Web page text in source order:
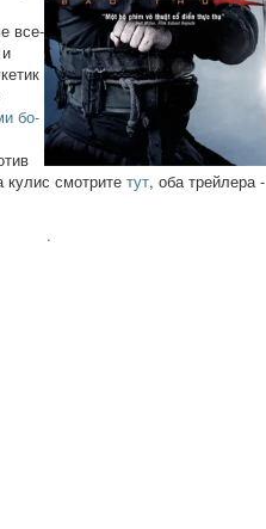
все-
бо-
кулис смотрите тут, оба трейлера -
.